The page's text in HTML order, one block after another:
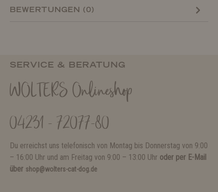
BEWERTUNGEN (0)
SERVICE & BERATUNG
WOLTERS Onlineshop
04231 - 72077-80
Du erreichst uns telefonisch von Montag bis Donnerstag von 9:00
– 16:00 Uhr und am Freitag von 9:00 – 13:00 Uhr oder per E-Mail
über shop@wolters-cat-dog.de